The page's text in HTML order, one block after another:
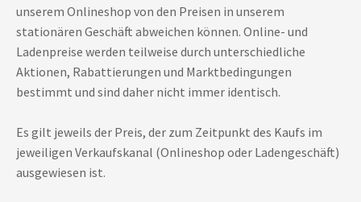
unserem Onlineshop von den Preisen in unserem
stationären Geschäft abweichen können. Online- und
Ladenpreise werden teilweise durch unterschiedliche
Aktionen, Rabattierungen und Marktbedingungen
bestimmt und sind daher nicht immer identisch.
Es gilt jeweils der Preis, der zum Zeitpunkt des Kaufs im
jeweiligen Verkaufskanal (Onlineshop oder Ladengeschäft)
ausgewiesen ist.